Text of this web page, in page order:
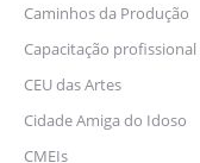
Caminhos da Produção
Capacitação profissional
CEU das Artes
Cidade Amiga do Idoso
CMEIs